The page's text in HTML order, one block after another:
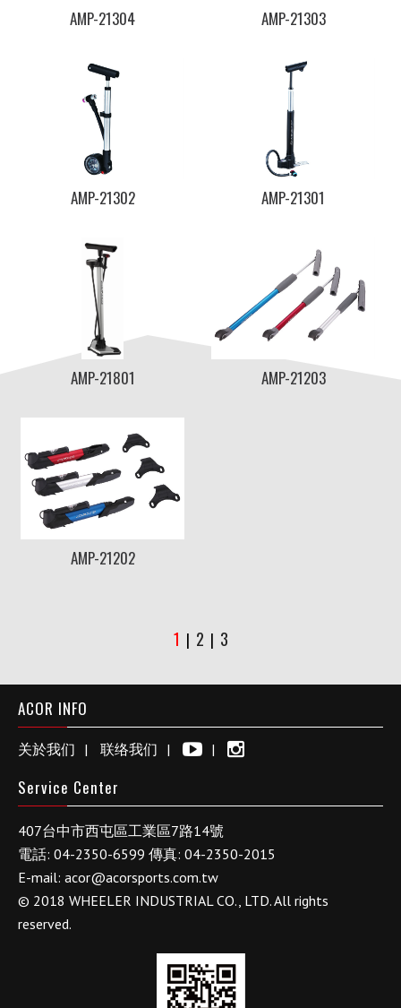
AMP-21304 AMP-21303
AMP-21302 AMP-21301
AMP-21801 AMP-21203
AMP-21202
1 | 2 | 3
ACOR INFO
关於我们 联络我们
Service Center
407台中市西屯區工業區7路14號
電話: 04-2350-6599 傳真: 04-2350-2015
E-mail: acor@acorsports.com.tw
© 2018 WHEELER INDUSTRIAL CO., LTD. All rights
reserved.